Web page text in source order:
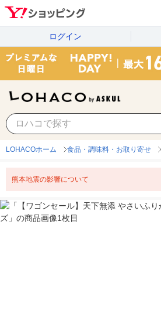
ログイン
LOHACOホーム 食品・調味料・お取り寄せ
熊本地震の影響について